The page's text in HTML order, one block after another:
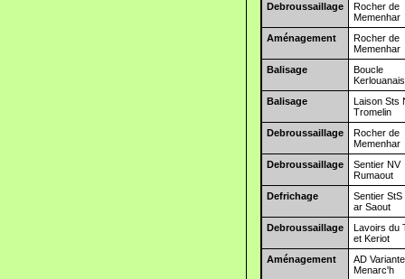
Debroussaillage
Rocher de
Memenhar
Aménagement
Rocher de
Memenhar
Balisage
Boucle
Balisage
Laison Sts
Tromelin
Debroussaillage
Rocher de
Memenhar
Debroussaillage
Sentier NV
Rumaout
Defrichage
Sentier StS
ar Saout
Debroussaillage
Lavoirs du
et Keriot
Aménagement
AD
Menarc'h